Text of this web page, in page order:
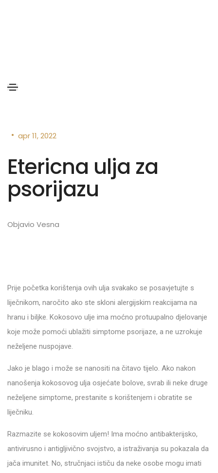
• apr 11, 2022
Etericna ulja za
psorijazu
Objavio Vesna
Prije početka korištenja ovih ulja svakako se posavjetujte s
liječnikom, naročito ako ste skloni alergijskim reakcijama na
hranu i biljke. Kokosovo ulje ima moćno protuupalno djelovanje
koje može pomoći ublažiti simptome psorijaze, a ne uzrokuje
neželjene nuspojave.
Jako je blago i može se nanositi na čitavo tijelo. Ako nakon
nanošenja kokosovog ulja osjećate bolove, svrab ili neke druge
neželjene simptome, prestanite s korištenjem i obratite se
liječniku.
Razmazite se kokosovim uljem! Ima moćno antibakterijsko,
antivirusno i antigljivično svojstvo, a istraživanja su pokazala da
jača imunitet. No, stručnjaci ističu da neke osobe mogu imati